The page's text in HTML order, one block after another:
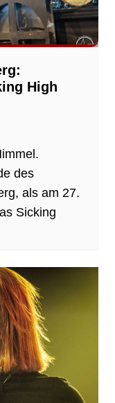
High
des
als am 27.
Sicking